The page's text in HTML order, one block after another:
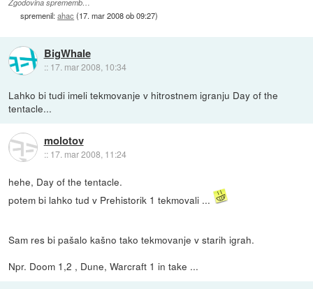
Zgodovina sprememb…
spremenil:ahac (17. mar 2008 ob 09:27)
BigWhale
:: 17. mar 2008, 10:34
Lahko bi tudi imeli tekmovanje v hitrostnem igranju Day of the
tentacle...
molotov
:: 17. mar 2008, 11:24
hehe, Day of the tentacle.
potem bi lahko tud v Prehistorik 1 tekmovali ...
Sam res bi pašalo kašno tako tekmovanje v starih igrah.
Npr. Doom 1,2 , Dune, Warcraft 1 in take ...